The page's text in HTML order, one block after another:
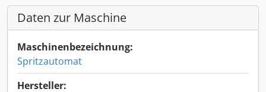
Daten zur Maschine
Maschinenbezeichnung:
Spritzautomat
Hersteller: